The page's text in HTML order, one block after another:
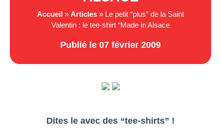
Accueil » Articles » Le petit “plus” de la Saint
Valentin : le tee-shirt “Made in Alsace
Publié le 07 février 2009
Dites le avec des “tee-shirts” !